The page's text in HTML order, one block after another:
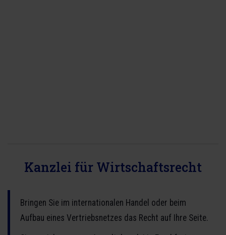
Kanzlei für Wirtschaftsrecht
Bringen Sie im internationalen Handel oder beim
Aufbau eines Vertriebsnetzes das Recht auf Ihre Seite.